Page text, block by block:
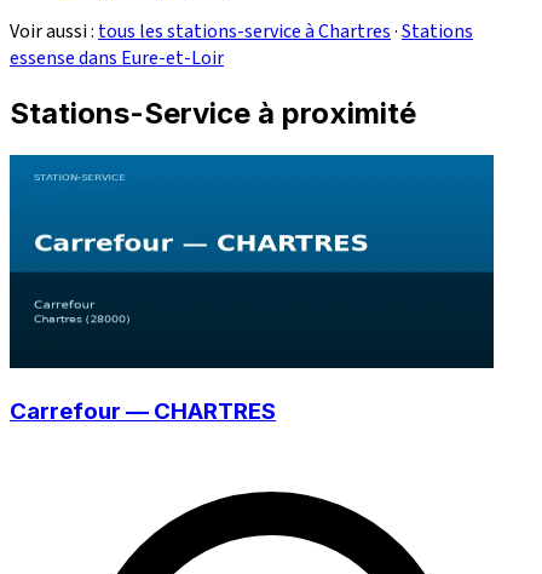
Voir aussi : tous les stations-service à Chartres·Stations
essense dans Eure-et-Loir
Stations-Service à proximité
Carrefour — CHARTRES